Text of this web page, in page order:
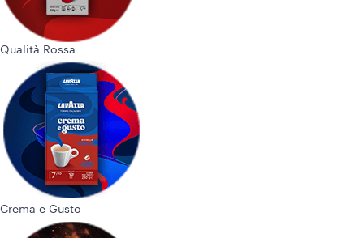
Qualità Rossa
Crema e Gusto